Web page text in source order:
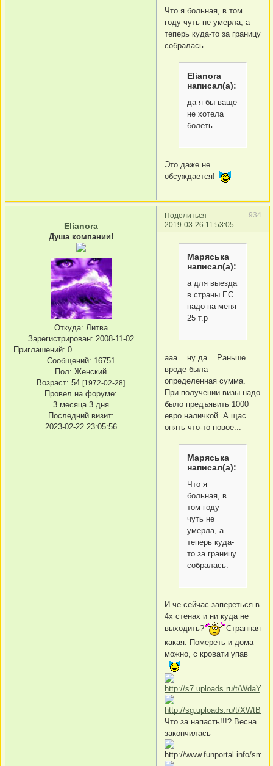
Что я больная, в том
году чуть не умерла, а
теперь куда-то за границу
собралась.
Elianora
написал(а):
да я бы ваще
не хотела
болеть
Это даже не
обсуждается!
Поделиться
934
2019-03-26 11:53:05
Elianora
Душа компании!
Откуда: Литва
Зарегистрирован: 2008-11-02
Приглашений: 0
Сообщений: 16751
Пол: Женский
Возраст: 54 [1972-02-28]
Провел на форуме:
3 месяца 3 дня
Последний визит:
2023-02-22 23:05:56
Маряська
написал(а):
а для выезда
в страны ЕС
надо на меня
25 т.р
ааа... ну да... Раньше
вроде была
определенная сумма.
При получении визы надо
было предъявить 1000
евро наличкой. А щас
опять что-то новое...
Маряська
написал(а):
Что я
больная, в
том году
чуть не
умерла, а
теперь куда-
то за границу
собралась.
И че сейчас запереться в
4х стенах и ни куда не
выходить?
Странная
какая. Помереть и дома
можно, с кровати упав
Что за напасть!!!? Весна
закончилась